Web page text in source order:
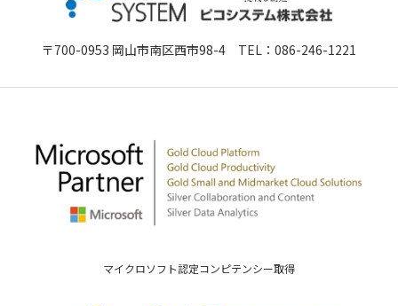
〒700-0953 岡山市南区西市98-4 TEL： 086-246-1221
マイクロソフト認定コンピテンシー取得